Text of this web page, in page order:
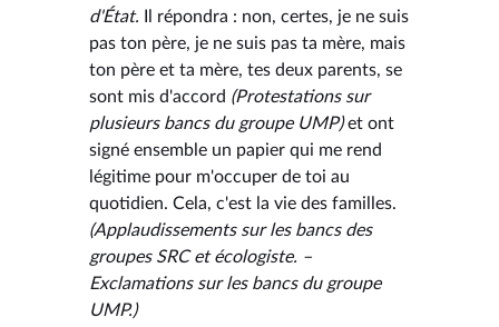
d'État. Il répondra : non, certes, je ne suis
pas ton père, je ne suis pas ta mère, mais
ton père et ta mère, tes deux parents, se
sont mis d'accord (Protestations sur
plusieurs bancs du groupe UMP)et ont
signé ensemble un papier qui me rend
légitime pour m'occuper de toi au
quotidien. Cela, c'est la vie des familles.
(Applaudissements sur les bancs des
groupes SRC et écologiste. –
Exclamations sur les bancs du groupe
UMP.)